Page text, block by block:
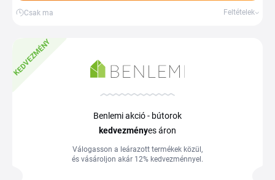
Csak ma Feltételek
KEDVEZMÉNY
Benlemi akció - bútorok
kedvezményes áron
Válogasson a leárazott termékek közül,
és vásároljon akár 12% kedvezménnyel.